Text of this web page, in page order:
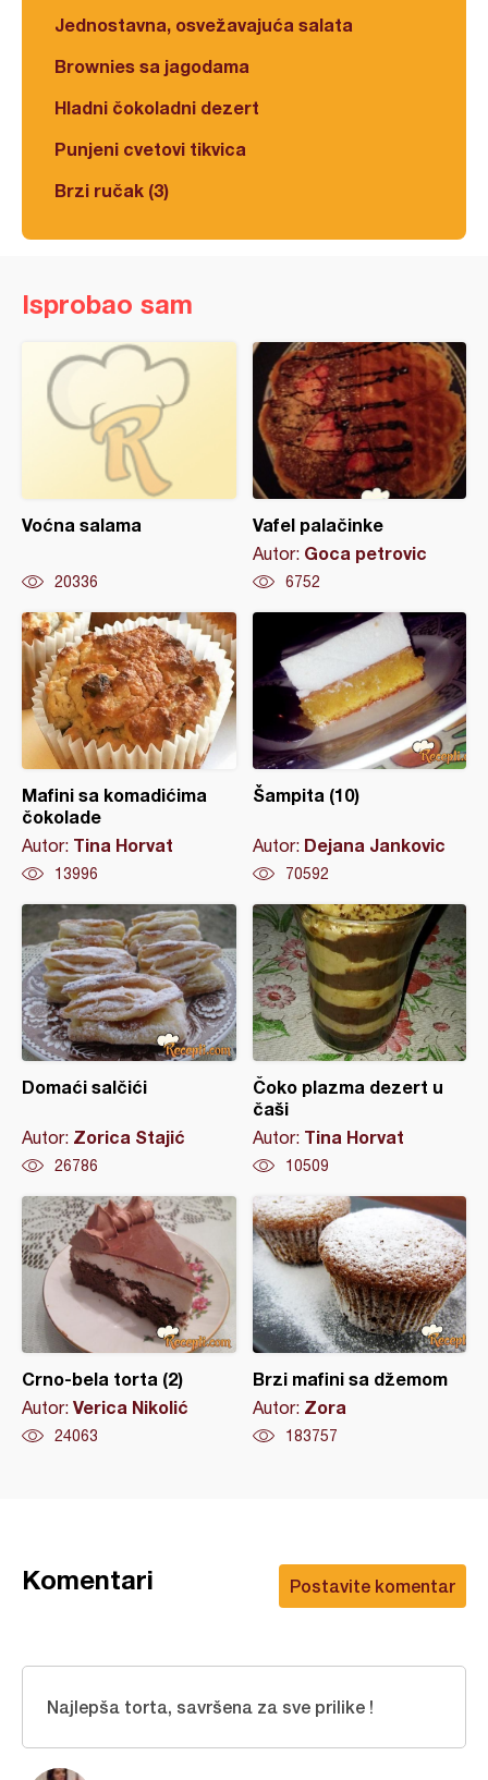
Jednostavna, osvežavajuća salata
Brownies sa jagodama
Hladni čokoladni dezert
Punjeni cvetovi tikvica
Brzi ručak (3)
Isprobao sam
Voćna salama
20336
Vafel palačinke
Autor: Goca petrovic
6752
Mafini sa komadićima
čokolade
Autor: Tina Horvat
13996
Šampita (10)
Autor: Dejana Jankovic
70592
Domaći salčići
Autor: Zorica Stajić
26786
Čoko plazma dezert u
čaši
Autor: Tina Horvat
10509
Crno-bela torta (2)
Autor: Verica Nikolić
24063
Brzi mafini sa džemom
Autor: Zora
183757
Postavite komentar
Komentari
Najlepša torta, savršena za sve prilike !